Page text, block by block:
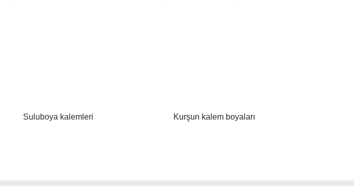
Suluboya kalemleri Kurşun kalem boyaları